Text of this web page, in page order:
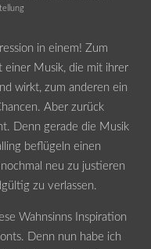
in einem! Zum
einer Musik, die mit ihrer
wirkt, zum anderen ein
Aber zurück
Denn gerade die Musik
beflügeln einen
neu zu justieren
zu verlassen.
Wahnsinns Inspiration
Denn nun habe ich